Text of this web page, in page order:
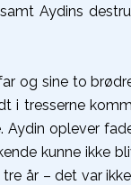
Aydins
og sine to
i tresserne
oplever
kunne ikke
år – det var